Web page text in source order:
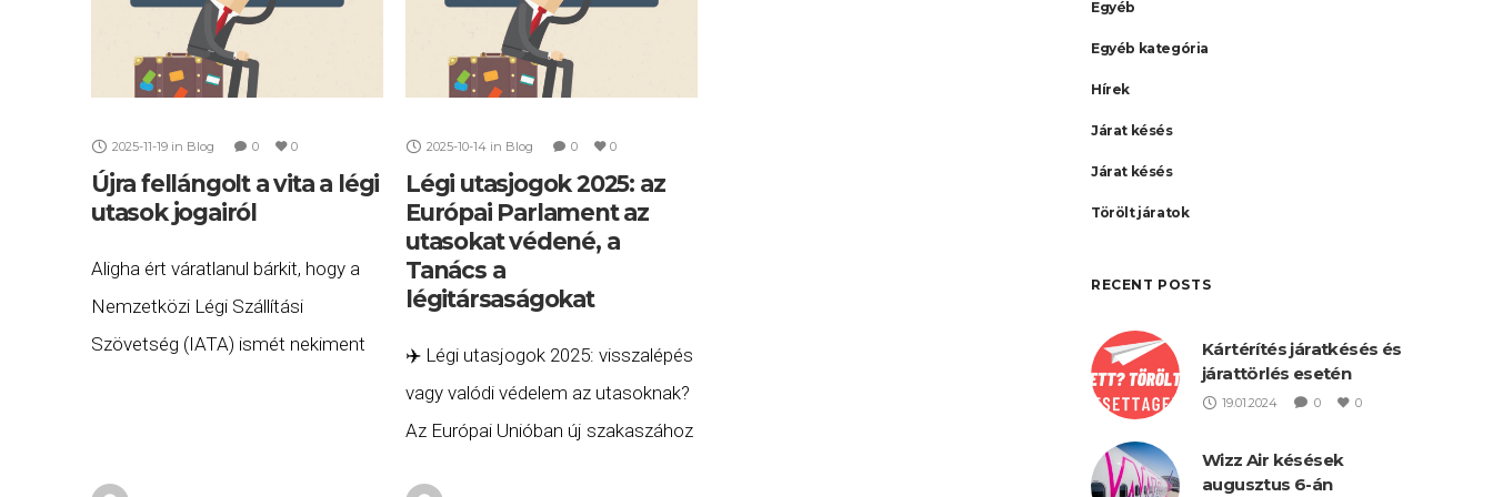
2025-11-19 in Blog 0 0
Újra fellángolt a vita a légi
utasok jogairól
Aligha ért váratlanul bárkit, hogy a
Nemzetközi Légi Szállítási
Szövetség (IATA) ismét nekiment
2025-10-14 in Blog 0 0
Légi utasjogok 2025: az
Európai Parlament az
utasokat védené, a
Tanács a
légitársaságokat
✈️ Légi utasjogok 2025: visszalépés
vagy valódi védelem az utasoknak?
Az Európai Unióban új szakaszához
Egyéb
Egyéb kategória
Hírek
Járat késés
Járat késés
Törölt járatok
RECENT POSTS
Kártérítés járatkésés és
járattörlés esetén
19.01.2024 0 0
Wizz Air késések
augusztus 6-án